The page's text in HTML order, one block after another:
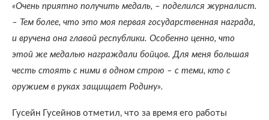
«Очень приятно получить медаль, – поделился журналист.
– Тем более, что это моя первая государственная награда,
и вручена она главой республики. Особенно ценно, что
этой же медалью награждали бойцов. Для меня большая
честь стоять с ними в одном строю – с теми, кто с
оружием в руках защищает Родину».
Гусейн Гусейнов отметил, что за время его работы